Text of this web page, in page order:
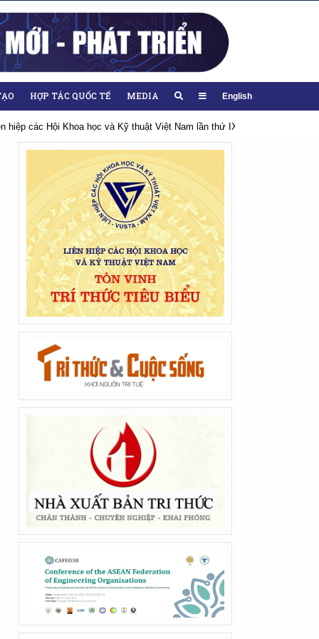
HỢP TÁC QUỐC TẾ MEDIA English
hiệp các Hội Khoa học và Kỹ thuật Việt Nam lần thứ IX, nhiệm kỳ 2026-